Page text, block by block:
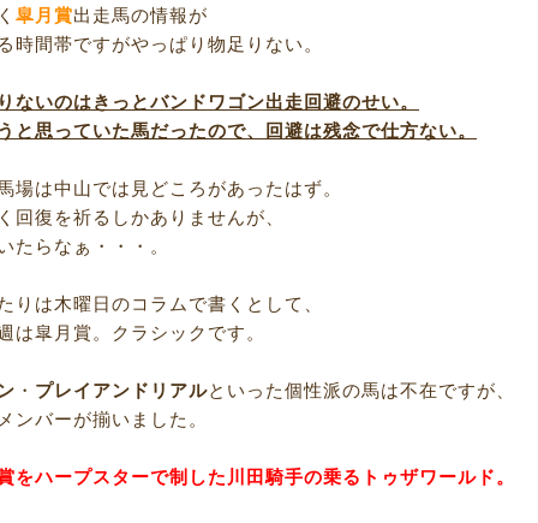
皐月賞出走馬の情報が
時間帯ですがやっぱり物足りない。
ないのはきっとバンドワゴン出走回避のせい。
と思っていた馬だったので、回避は残念で仕方ない。
場は中山では見どころがあったはず。
回復を祈るしかありませんが、
たらなぁ・・・。
りは木曜日のコラムで書くとして、
は皐月賞。クラシックです。
・ プレイアンドリアルといった個性派の馬は不在ですが、
ンバーが揃いました。
をハープスターで制した川田騎手の乗るトゥザワールド。